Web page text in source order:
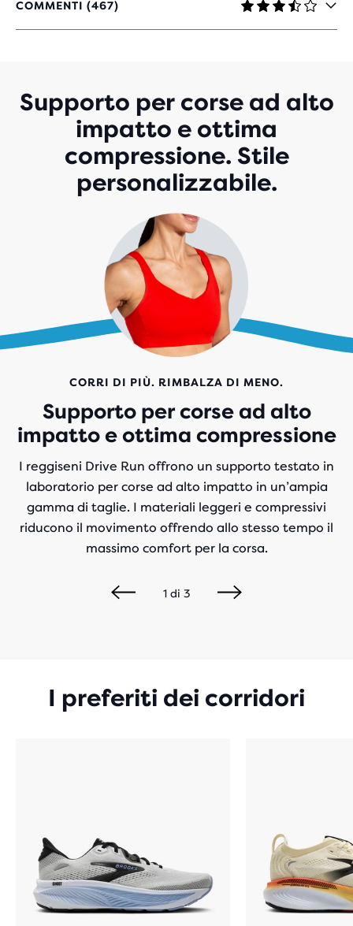
COMMENTI (467)
3,5
SU
467
RECENSIONI
Supporto per corse ad alto
impatto e ottima
compressione. Stile
personalizzabile.
CORRI DI PIÙ. RIMBALZA DI MENO.
Supporto per corse ad alto
impatto e ottima compressione
I reggiseni Drive Run offrono un supporto testato in
laboratorio per corse ad alto impatto in un’ampia
gamma di taglie. I materiali leggeri e compressivi
riducono il movimento offrendo allo stesso tempo il
massimo comfort per la corsa.
1di 3
I preferiti dei corridori